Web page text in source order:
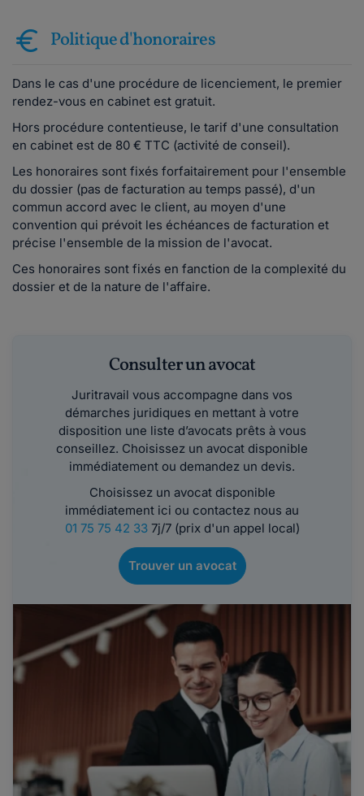
Politique d'honoraires
Dans le cas d'une procédure de licenciement, le premier
rendez-vous en cabinet est gratuit.
Hors procédure contentieuse, le tarif d'une consultation
en cabinet est de 80 € TTC (activité de conseil).
Les honoraires sont fixés forfaitairement pour l'ensemble
du dossier (pas de facturation au temps passé), d'un
commun accord avec le client, au moyen d'une
convention qui prévoit les échéances de facturation et
précise l'ensemble de la mission de l'avocat.
Ces honoraires sont fixés en fanction de la complexité du
dossier et de la nature de l'affaire.
Consulter un avocat
Juritravail vous accompagne dans vos
démarches juridiques en mettant à votre
disposition une liste d’avocats prêts à vous
conseillez. Choisissez un avocat disponible
immédiatement ou demandez un devis.
Choisissez un avocat disponible
immédiatement ici ou contactez nous au
01 75 75 42 337j/7 (prix d'un appel local)
Trouver un avocat